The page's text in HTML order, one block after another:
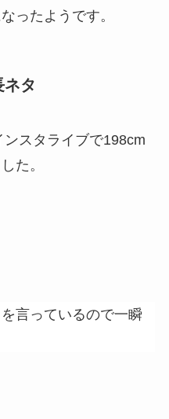
ったようです。
ネタ
スタライブで198cm
た。
言っているので一瞬